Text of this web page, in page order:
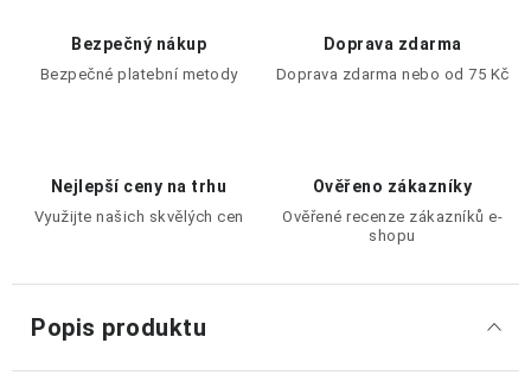
Bezpečný nákup
Bezpečné platební metody
Doprava zdarma
Doprava zdarma nebo od 75 Kč
Nejlepší ceny na trhu
Využijte našich skvělých cen
Ověřeno zákazníky
Ověřené recenze zákazníků e-
shopu
Popis produktu